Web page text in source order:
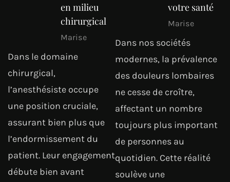
en milieu
chirurgical
Marise
Dans le domaine
chirurgical,
l’anesthésiste occupe
une position cruciale,
assurant bien plus que
l’endormissement du
patient. Leur engagement
débute bien avant
votre santé
Marise
Dans nos sociétés
modernes, la prévalence
des douleurs lombaires
ne cesse de croître,
affectant un nombre
toujours plus important
de personnes au
quotidien. Cette réalité
soulève une